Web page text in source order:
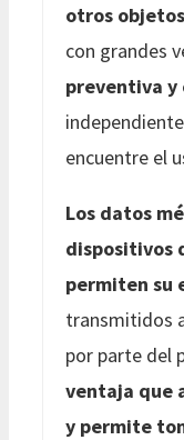
otros objetos
con grandes
preventiva y
encuentre el
Los datos
dispositivos
permiten su
transmitidos
por parte del
ventaja que
y permite